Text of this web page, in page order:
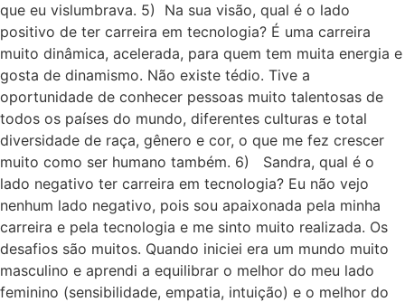
que eu vislumbrava. 5) Na sua visão, qual é o lado
positivo de ter carreira em tecnologia? É uma carreira
muito dinâmica, acelerada, para quem tem muita energia e
gosta de dinamismo. Não existe tédio. Tive a
oportunidade de conhecer pessoas muito talentosas de
todos os países do mundo, diferentes culturas e total
diversidade de raça, gênero e cor, o que me fez crescer
muito como ser humano também. 6) Sandra, qual é o
lado negativo ter carreira em tecnologia? Eu não vejo
nenhum lado negativo, pois sou apaixonada pela minha
carreira e pela tecnologia e me sinto muito realizada. Os
desafios são muitos. Quando iniciei era um mundo muito
masculino e aprendi a equilibrar o melhor do meu lado
feminino (sensibilidade, empatia, intuição) e o melhor do